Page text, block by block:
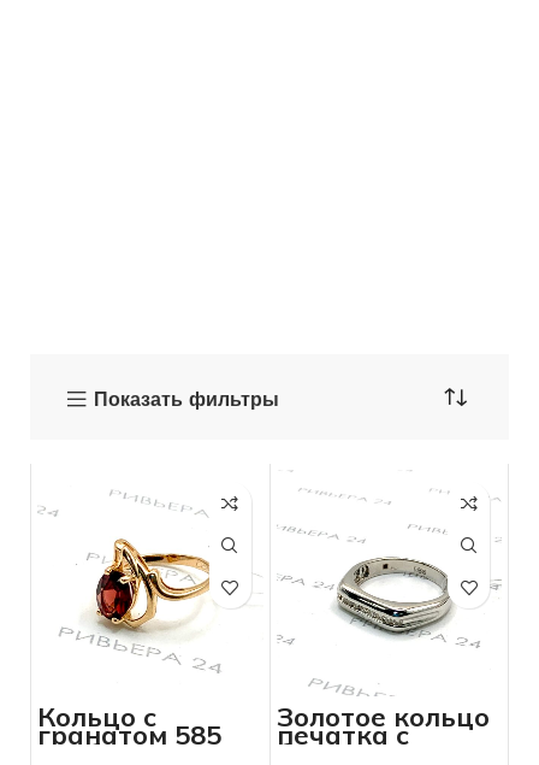
Показать фильтры
Кольцо с
гранатом 585
пробы 3.37
Золотое кольцо
печатка с
бриллиантами